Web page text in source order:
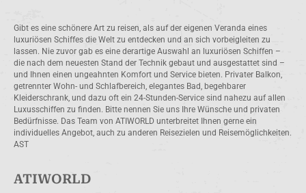
Gibt es eine schönere Art zu reisen, als auf der eigenen Veranda eines
luxuriösen Schiffes die Welt zu entdecken und an sich vorbeigleiten zu
lassen. Nie zuvor gab es eine derartige Auswahl an luxuriösen Schiffen –
die nach dem neuesten Stand der Technik gebaut und ausgestattet sind –
und Ihnen einen ungeahnten Komfort und Service bieten. Privater Balkon,
getrennter Wohn- und Schlafbereich, elegantes Bad, begehbarer
Kleiderschrank, und dazu oft ein 24-Stunden-Service sind nahezu auf allen
Luxusschiffen zu finden. Bitte nennen Sie uns Ihre Wünsche und privaten
Bedürfnisse. Das Team von ATIWORLD unterbreitet Ihnen gerne ein
individuelles Angebot, auch zu anderen Reisezielen und Reisemöglichkeiten.
AST
ATIWORLD